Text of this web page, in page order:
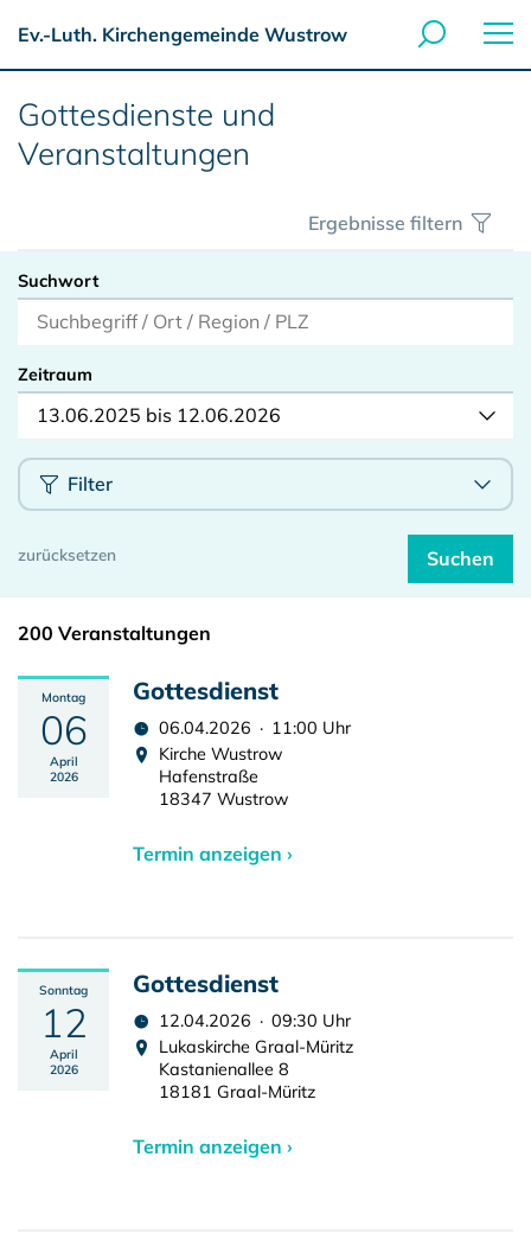
Ev.-Luth. Kirchengemeinde Wustrow
Gottesdienste und
Veranstaltungen
Ergebnisse filtern
Suchwort
Zeitraum
13.06.2025 bis 12.06.2026
Filter
200 Veranstaltungen
Montag
06
April
2026
Gottesdienst
06.04.2026 · 11:00 Uhr
Kirche Wustrow
Hafenstraße
18347 Wustrow
Termin anzeigen ›
Sonntag
12
April
2026
Gottesdienst
12.04.2026 · 09:30 Uhr
Lukaskirche Graal-Müritz
Kastanienallee 8
18181 Graal-Müritz
Termin anzeigen ›